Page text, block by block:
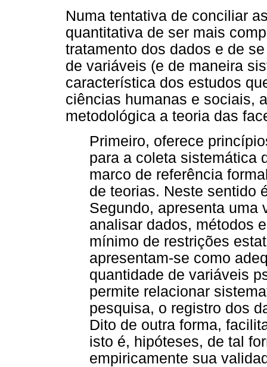
Numa tentativa de conciliar
quantitativa de ser mais
tratamento dos dados e de
de variáveis (e de maneira
característica dos estudos
ciências humanas e sociais,
metodológica a teoria das
Primeiro, oferece
para a coleta sistemática
marco de referência
de teorias. Neste sentido
Segundo, apresenta uma
analisar dados, métodos
mínimo de restrições
apresentam-se como
quantidade de variáveis
permite relacionar
pesquisa, o registro dos
Dito de outra forma,
isto é, hipóteses, de tal
empiricamente sua